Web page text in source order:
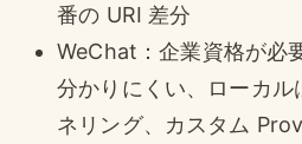
番の URI 差分
WeChat：企業資格が必
分かりにくい、ローカ
ネリング、カスタム